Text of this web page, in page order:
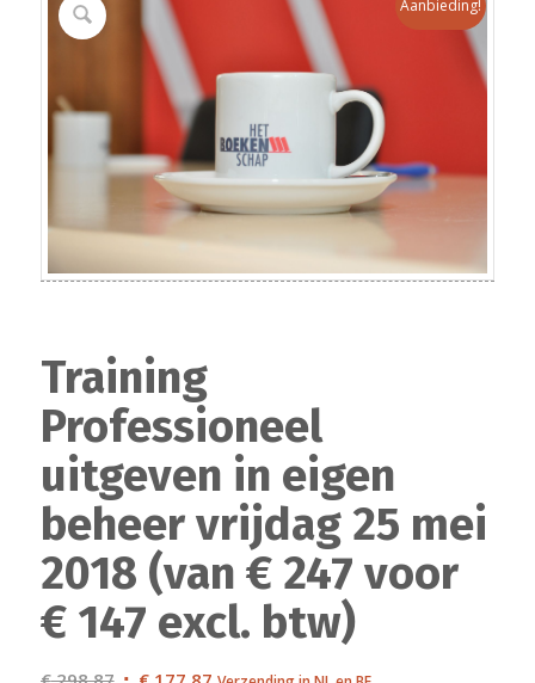
Aanbieding!
Training
Professioneel
uitgeven in eigen
beheer vrijdag 25 mei
2018 (van € 247 voor
€ 147 excl. btw)
Oorspronkelijke
Huidige